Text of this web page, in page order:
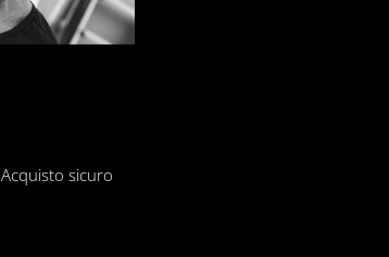
Acquisto sicuro